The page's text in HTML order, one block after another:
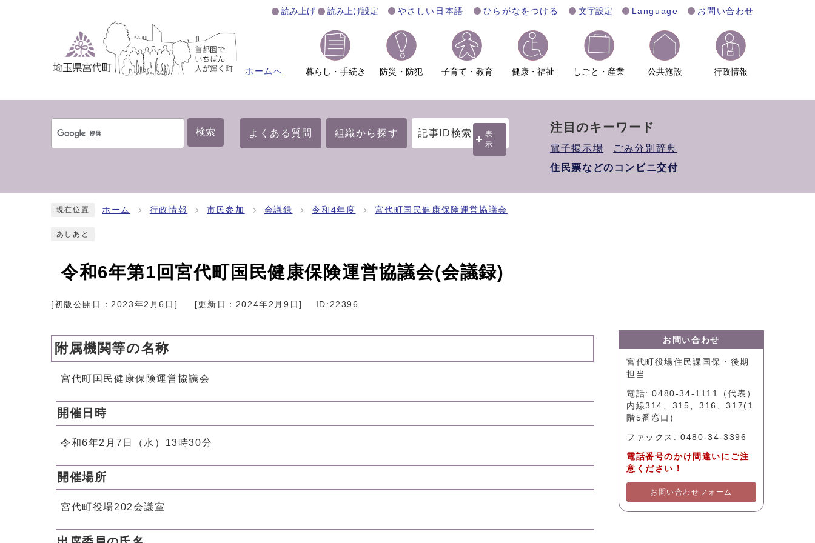
読み上げ 読み上げ設定 やさしい日本語 ひらがなをつける 文字設定 Language お問い合わせ
ホームへ 暮らし・手続き 防災・防犯 子育て・教育 健康・福祉 しごと・産業 公共施設 行政情報
検索 よくある質問 組織から探す 記事ID検索
表
示
注目のキーワード
電子掲示場
ごみ分別辞典
住民票などのコンビニ交付
現在位置 ホーム 行政情報 市民参加 会議録 令和4年度 宮代町国民健康保険運営協議会
あしあと
令和6年第1回宮代町国民健康保険運営協議会(会議録)
[初版公開日：2023年2月6日 ] [更新日： 2024年2月9日] ID:22396
附属機関等の名称
宮代町国民健康保険運営協議会
開催日時
令和6年2月7日（水）13時30分
開催場所
宮代町役場202会議室
お問い合わせ
宮代町役場住民課国保・後期
担当
電話: 0480-34-1111（代表）
内線314、315、316、317(1
階5番窓口)
ファックス: 0480-34-3396
電話番号のかけ間違いにご注
意ください！
お問い合わせフォーム